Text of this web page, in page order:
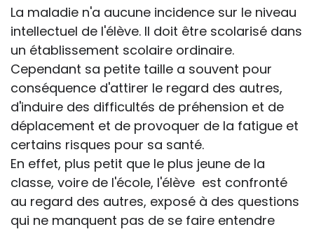
La maladie n'a aucune incidence sur le niveau
intellectuel de l'élève. Il doit être scolarisé dans
un établissement scolaire ordinaire.
Cependant sa petite taille a souvent pour
conséquence d'attirer le regard des autres,
d'induire des difficultés de préhension et de
déplacement et de provoquer de la fatigue et
certains risques pour sa santé.
En effet, plus petit que le plus jeune de la
classe, voire de l'école, l'élève est confronté
au regard des autres, exposé à des questions
qui ne manquent pas de se faire entendre